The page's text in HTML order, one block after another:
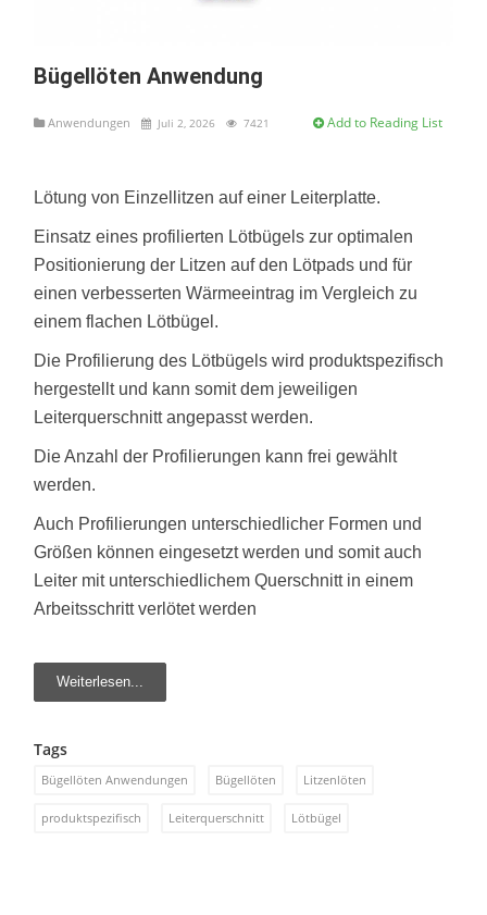
Bügellöten Anwendung
Anwendungen Juli 2, 2026 7421 Add to Reading List
Lötung von Einzellitzen auf einer Leiterplatte.
Einsatz eines profilierten Lötbügels zur optimalen
Positionierung der Litzen auf den Lötpads und für
einen verbesserten Wärmeeintrag im Vergleich zu
einem flachen Lötbügel.
Die Profilierung des Lötbügels wird produktspezifisch
hergestellt und kann somit dem jeweiligen
Leiterquerschnitt angepasst werden.
Die Anzahl der Profilierungen kann frei gewählt
werden.
Auch Profilierungen unterschiedlicher Formen und
Größen können eingesetzt werden und somit auch
Leiter mit unterschiedlichem Querschnitt in einem
Arbeitsschritt verlötet werden
Weiterlesen...
Tags
Bügellöten Anwendungen Bügellöten Litzenlöten
produktspezifisch Leiterquerschnitt Lötbügel